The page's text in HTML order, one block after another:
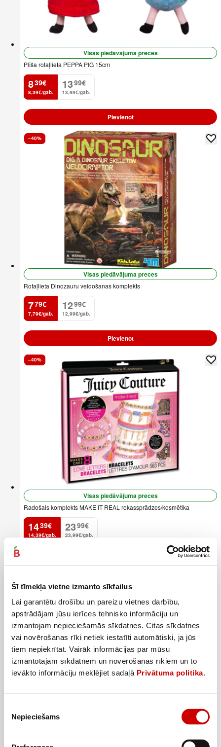
Šī tīmekļa vietne izmanto sīkfailus
Lai garantētu drošību un pareizu vietnes darbību,
apstrādājam jūsu ierīces tehnisko informāciju un
izmantojam nepieciešamās sīkdatnes. Citas sīkdatnes
vai novērošanas rīki netiek iestatīti automātiski, ja jūs
tiem nepiekrītat. Vairāk informācijas par mūsu
izmantotajām sīkdatnēm un novērošanas rīkiem un to
ievākto informāciju meklējiet sadaļā Privātuma politika.
izvēle
Nepieciešams
Visas piedāvājuma preces
Plīša rotaļlieta PEPPA PIG 15cm
8
. 39€
8,39€/gab.
13
. 99€
13,99€/gab.
Pievienot
–40%
Visas piedāvājuma preces
Rotaļlieta Dinozauru veidošanas komplekts
7
. 79€
7,79€/gab.
12
. 99€
12,99€/gab.
Pievienot
–40%
Visas piedāvājuma preces
Radošais komplekts MAKE IT REAL rokassprādzes/kosmētika
14
. 39€
14,39€/gab.
23
. 99€
23,99€/gab.